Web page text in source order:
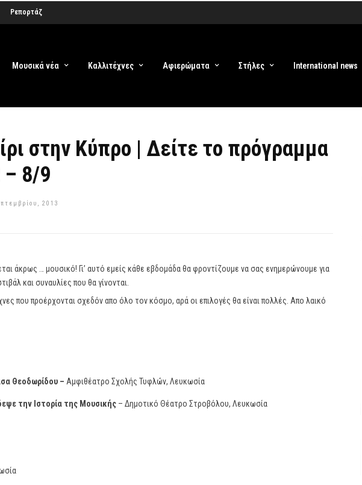
Ρεπορτάζ
Μουσικά νέα Καλλιτέχνες Αφιερώματα Στήλες International news
στην Κύπρο | Δείτε το πρόγραμμα
– 8/9
2013
άκρως … μουσικό! Γι’ αυτό εμείς κάθε εβδομάδα θα φροντίζουμε να σας ενημερώνουμε για
και συναυλίες που θα γίνονται.
που προέρχονται σχεδόν απο όλο τον κόσμο, αρά οι επιλογές θα είναι πολλές. Απο λαικό
Θεοδωρίδου – Αμφιθέατρο Σχολής Τυφλών, Λευκωσία
την Ιστορία της Μουσικής – Δημοτικό Θέατρο Στροβόλου, Λευκωσία